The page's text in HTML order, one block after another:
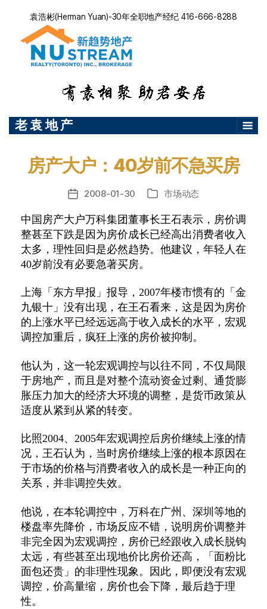
袁浩彬(Herman Yuan)-30年全职地产经纪 416-666-8288
老 袁 地 产
房产大户：40岁前不急买房
发
日
期
2008-01-30
分 市场动态
中国房产大户万科集团董事长王石表示，房价调
整甚至下跌是因为房价成长已经高出消费者收入
太多，理性回归是必然趋势。他建议，年轻人在
40岁前没有必要急著买房。
上海「东方早报」报导，2007年楼市惯有的「金
九银十」没有出现，在王石看来，这是因为房价
的上涨水平已经远远高于收入成长的水平，宏观
调控加重后，疯狂上涨的房价被抑制。
他认为，这一轮宏观调控与以往不同，不仅局限
于房地产，而且是对整个流动资金过剩、通货膨
胀压力加大的经济大环境的调整，是货币政策从
适度从紧到从紧的转变。
比照2004、2005年宏观调控后房价继续上涨的情
况，王石认为，当时房价继续上涨的根本原因在
于市场的价格与消费者收入的成长是一种正向的
关系，并非调控失效。
他说，在本轮调控中，万科在广州、深圳等地的
楼盘率先降价，市场反应不错，说明房价调整并
非完全因为宏观调控，房价已经跟收入成长脱钩
太远，有些甚至出现地价比房价还高，「面粉比
面包还贵」的非理性现象。因此，即便没有宏观
调控，价高量缩，房价也会下降，最后趋于理
性。